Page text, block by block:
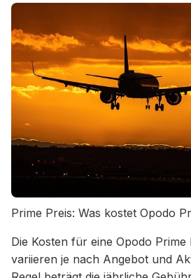
Prime Preis: Was kostet Opodo
Die Kosten für eine Opodo Prime
variieren je nach Angebot und